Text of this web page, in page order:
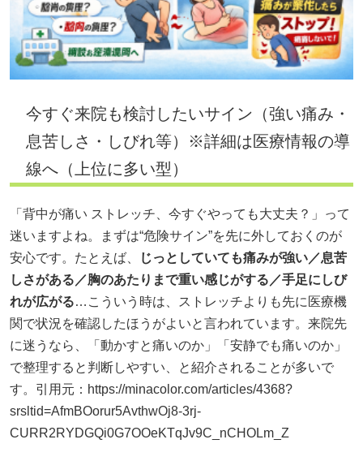
今すぐ来院も検討したいサイン（強い痛み・
息苦しさ・しびれ等）※詳細は医療情報の導
線へ（上位に多い型）
「背中が痛い ストレッチ、今すぐやっても大丈夫？」って
迷いますよね。まずは“危険サイン”を先に外しておくのが
安心です。たとえば、
じっとしていても痛みが強い／息苦
しさがある／胸のあたりまで重い感じがする／手足にしび
れが広がる…こういう時は、ストレッチよりも先に医療機
関で状況を確認したほうがよいと言われています。来院先
に迷うなら、「動かすと痛いのか」「安静でも痛いのか」
で整理すると判断しやすい、と紹介されることが多いで
す。引用元： https://minacolor.com/articles/4368?
srsltid=AfmBOorur5AvthwOj8-3rj-
CURR2RYDGQi0G7OOeKTqJv9C_nCHOLm_Z